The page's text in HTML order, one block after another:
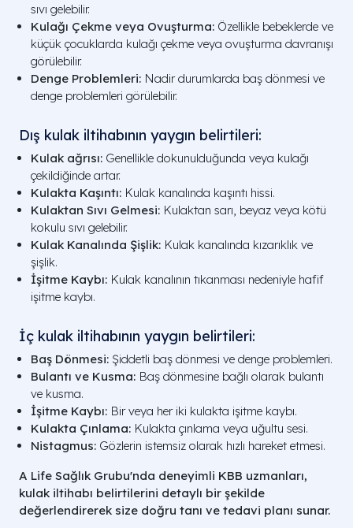
sıvı gelebilir.
Kulağı Çekme veya Ovuşturma: Özellikle bebeklerde ve
küçük çocuklarda kulağı çekme veya ovuşturma davranışı
görülebilir.
Denge Problemleri: Nadir durumlarda baş dönmesi ve
denge problemleri görülebilir.
Dış kulak iltihabının yaygın belirtileri:
Kulak ağrısı: Genellikle dokunulduğunda veya kulağı
çekildiğinde artar.
Kulakta Kaşıntı: Kulak kanalında kaşıntı hissi.
Kulaktan Sıvı Gelmesi: Kulaktan sarı, beyaz veya kötü
kokulu sıvı gelebilir.
Kulak Kanalında Şişlik: Kulak kanalında kızarıklık ve
şişlik.
İşitme Kaybı: Kulak kanalının tıkanması nedeniyle hafif
işitme kaybı.
İç kulak iltihabının yaygın belirtileri:
Baş Dönmesi: Şiddetli baş dönmesi ve denge problemleri.
Bulantı ve Kusma: Baş dönmesine bağlı olarak bulantı
ve kusma.
İşitme Kaybı: Bir veya her iki kulakta işitme kaybı.
Kulakta Çınlama: Kulakta çınlama veya uğultu sesi.
Nistagmus: Gözlerin istemsiz olarak hızlı hareket etmesi.
A Life Sağlık Grubu'nda deneyimli KBB uzmanları,
kulak iltihabı belirtilerini detaylı bir şekilde
değerlendirerek size doğru tanı ve tedavi planı sunar.